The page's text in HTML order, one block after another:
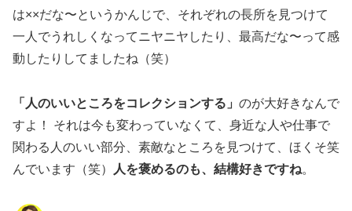
は××だな〜というかんじで、それぞれの長所を見つけて
一人でうれしくなってニヤニヤしたり、最高だな〜って感
動したりしてましたね（笑）
「人のいいところをコレクションする」 のが大好きなんで
すよ！ それは今も変わっていなくて、身近な人や仕事で
関わる人のいい部分、素敵なところを見つけて、ほくそ笑
んでいます（笑）
人を褒めるのも、結構好きですね。